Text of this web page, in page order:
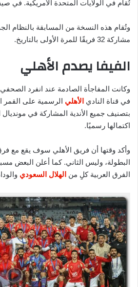
ا
تُقام في الولايات المتحدة الأمريكية. في صيف
وتُقام هذه النسخة من المسابقة بالنظام
مشاركة 32 فريقًا للمرة الأولى بالتاريخ.
الفيفا يصدم الأهلي
وكانت المفاجأة الصادمة عند انفرد
في قناة النادي الأهلي الرسمية على القمر
بتصنيف جميع الأندية المشاركة في مونديال
اكتمالها رسميًا.
وأكد وقتها أن فريق الأهلي سوف يقع مع
البطولة، وليس الثاني. كما أعلن البعض
الفرق العربية كلِِ من الهلال السعودي